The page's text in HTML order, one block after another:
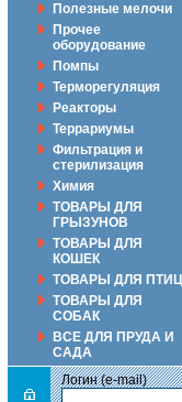
Полезные мелочи
Прочее
оборудование
Помпы
Терморегуляция
Реакторы
Террариумы
Фильтрация и
стерилизация
Химия
ТОВАРЫ ДЛЯ
ГРЫЗУНОВ
ТОВАРЫ ДЛЯ
КОШЕК
ТОВАРЫ ДЛЯ ПТИЦ
ТОВАРЫ ДЛЯ
СОБАК
ВСЕ ДЛЯ ПРУДА И
САДА
Логин (e-mail)